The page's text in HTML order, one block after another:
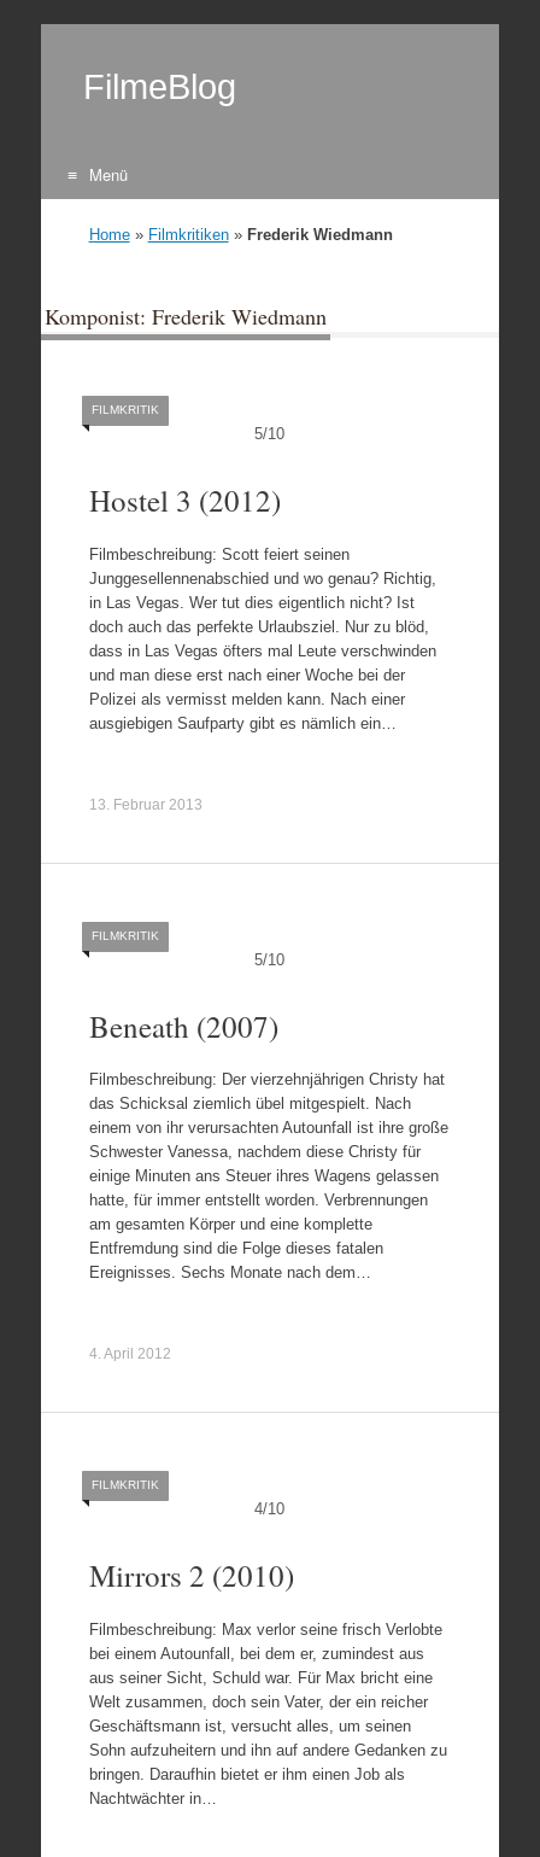
FilmeBlog
Menü
Home» Filmkritiken» Frederik Wiedmann
Komponist: Frederik Wiedmann
5/10
FILMKRITIK
Hostel 3 (2012)
Filmbeschreibung: Scott feiert seinen
Junggesellennenabschied und wo genau? Richtig,
in Las Vegas. Wer tut dies eigentlich nicht? Ist
doch auch das perfekte Urlaubsziel. Nur zu blöd,
dass in Las Vegas öfters mal Leute verschwinden
und man diese erst nach einer Woche bei der
Polizei als vermisst melden kann. Nach einer
ausgiebigen Saufparty gibt es nämlich ein…
13. Februar 2013
5/10
FILMKRITIK
Beneath (2007)
Filmbeschreibung: Der vierzehnjährigen Christy hat
das Schicksal ziemlich übel mitgespielt. Nach
einem von ihr verursachten Autounfall ist ihre große
Schwester Vanessa, nachdem diese Christy für
einige Minuten ans Steuer ihres Wagens gelassen
hatte, für immer entstellt worden. Verbrennungen
am gesamten Körper und eine komplette
Entfremdung sind die Folge dieses fatalen
Ereignisses. Sechs Monate nach dem…
4. April 2012
4/10
FILMKRITIK
Mirrors 2 (2010)
Filmbeschreibung: Max verlor seine frisch Verlobte
bei einem Autounfall, bei dem er, zumindest aus
aus seiner Sicht, Schuld war. Für Max bricht eine
Welt zusammen, doch sein Vater, der ein reicher
Geschäftsmann ist, versucht alles, um seinen
Sohn aufzuheitern und ihn auf andere Gedanken zu
bringen. Daraufhin bietet er ihm einen Job als
Nachtwächter in…